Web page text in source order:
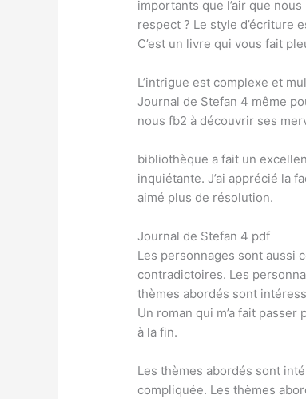
importants que l’air que
respect ? Le style d’écriture
C’est un livre qui vous fait
L’intrigue est complexe et
Journal de Stefan 4 même
nous fb2 à découvrir ses
bibliothèque a fait un
inquiétante. J’ai apprécié la
aimé plus de résolution.
Journal de Stefan 4 pdf
Les personnages sont aussi
contradictoires. Les
thèmes abordés sont
Un roman qui m’a fait
à la fin.
Les thèmes abordés sont
compliquée. Les thèmes